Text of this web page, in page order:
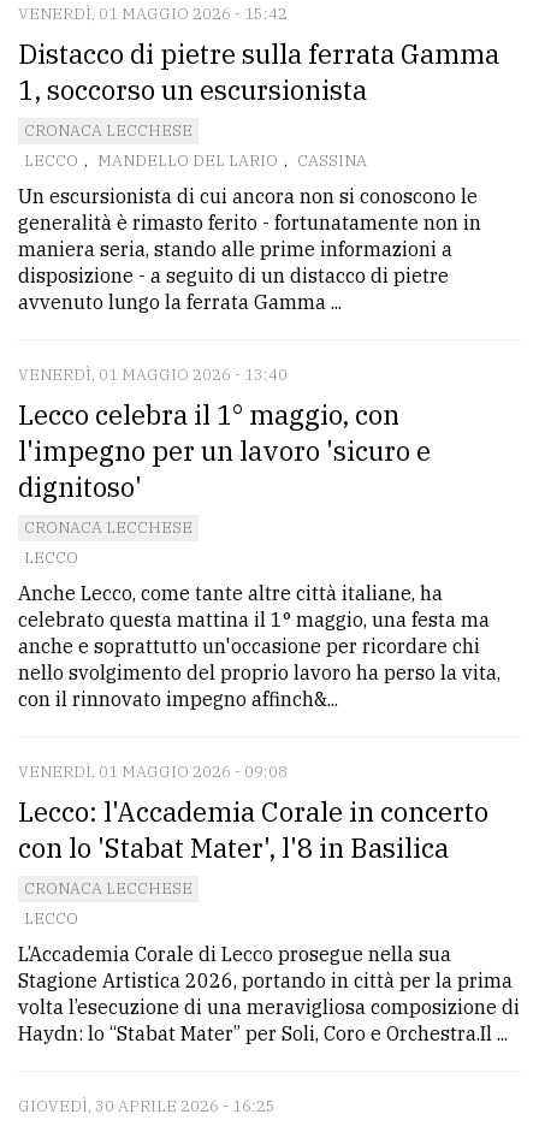
VENERDÌ, 01 MAGGIO 2026 - 15:42
Distacco di pietre sulla ferrata Gamma
1, soccorso un escursionista
CRONACA LECCHESE
LECCO , MANDELLO DEL LARIO , CASSINA
Un escursionista di cui ancora non si conoscono le
generalità è rimasto ferito - fortunatamente non in
maniera seria, stando alle prime informazioni a
disposizione - a seguito di un distacco di pietre
avvenuto lungo la ferrata Gamma ...
VENERDÌ, 01 MAGGIO 2026 - 13:40
Lecco celebra il 1° maggio, con
l'impegno per un lavoro 'sicuro e
dignitoso'
CRONACA LECCHESE
LECCO
Anche Lecco, come tante altre città italiane, ha
celebrato questa mattina il 1° maggio, una festa ma
anche e soprattutto un'occasione per ricordare chi
nello svolgimento del proprio lavoro ha perso la vita,
con il rinnovato impegno affinch&...
VENERDÌ, 01 MAGGIO 2026 - 09:08
Lecco: l'Accademia Corale in concerto
con lo 'Stabat Mater', l'8 in Basilica
CRONACA LECCHESE
LECCO
L’Accademia Corale di Lecco prosegue nella sua
Stagione Artistica 2026, portando in città per la prima
volta l’esecuzione di una meravigliosa composizione di
Haydn: lo “Stabat Mater” per Soli, Coro e Orchestra.Il ...
GIOVEDÌ, 30 APRILE 2026 - 16:25